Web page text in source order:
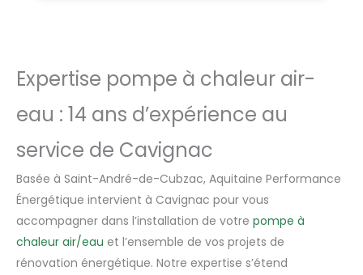
Expertise pompe à chaleur air-
eau : 14 ans d’expérience au
service de Cavignac
Basée à Saint-André-de-Cubzac, Aquitaine Performance
Énergétique intervient à Cavignac pour vous
accompagner dans l’installation de votre pompe à
chaleur air/eau et l’ensemble de vos projets de
rénovation énergétique. Notre expertise s’étend